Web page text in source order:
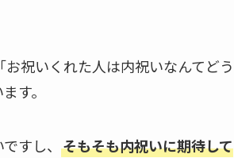
祝いくれた人は内祝いなんてどう
す。
すし、 そもそも内祝いに期待して